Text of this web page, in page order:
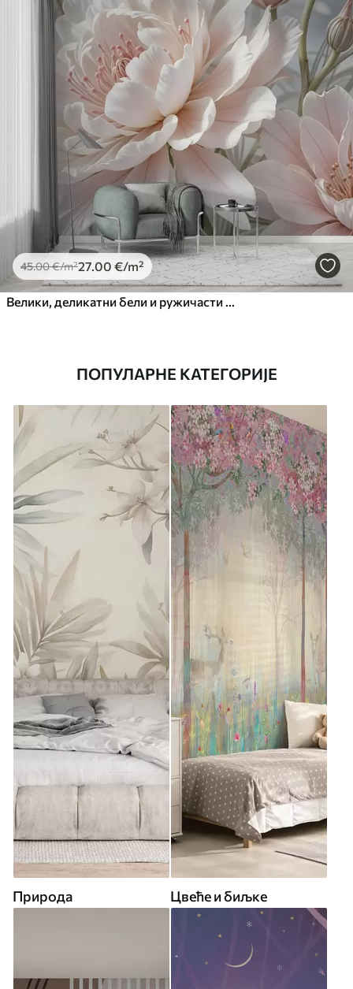
45.00€/m²27.00 €/m²
Велики, деликатни бели и ружичасти цветови божура са меким, лепршавим латицама на замућеној сивој позадини
ПОПУЛАРНЕ КАТЕГОРИЈЕ
Природа Цвеће и биљке